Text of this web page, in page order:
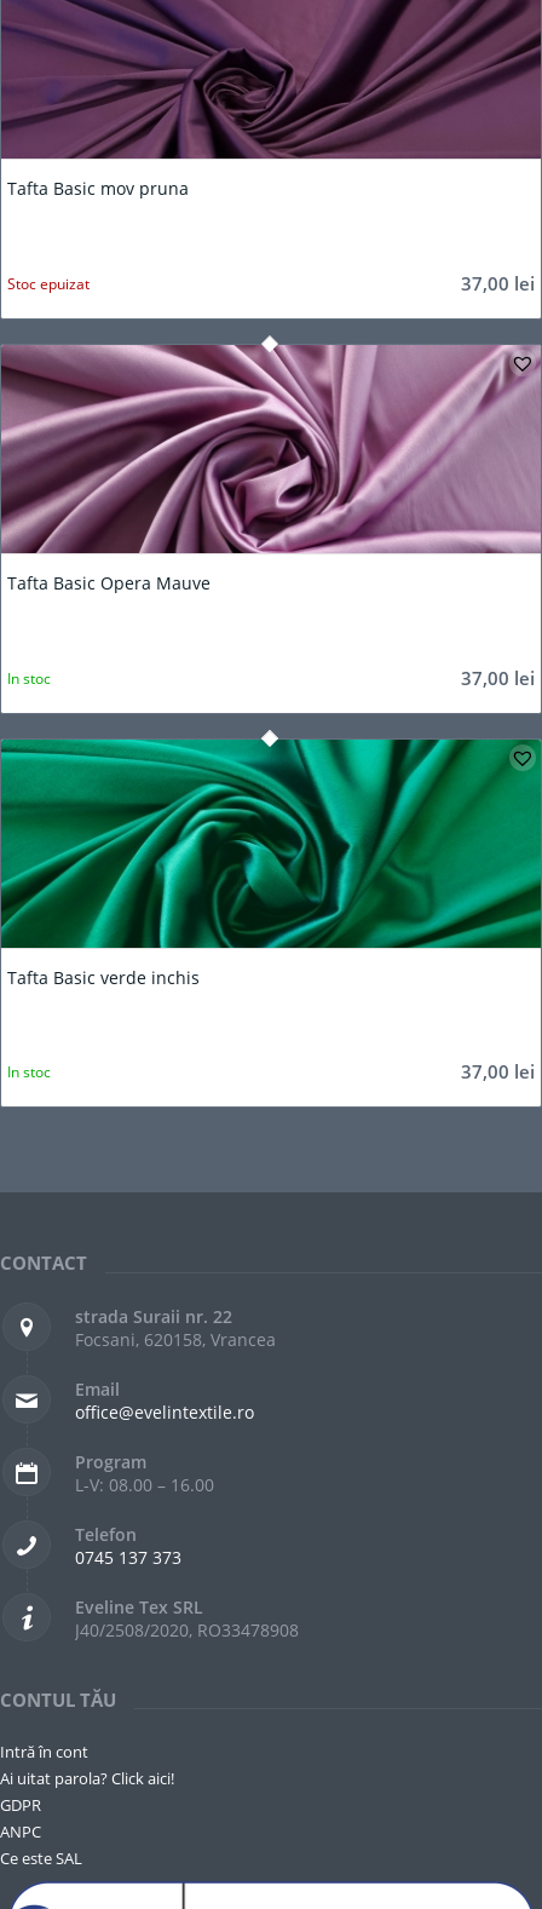
Tafta Basic mov pruna
37,00 lei
Stoc epuizat
Tafta Basic Opera Mauve
37,00 lei
In stoc
Tafta Basic verde inchis
37,00 lei
In stoc
CONTACT
strada Suraii nr. 22
Focsani, 620158, Vrancea
Email
office@evelintextile.ro
Program
L-V: 08.00 – 16.00
Telefon
0745 137 373
Eveline Tex SRL
J40/2508/2020, RO33478908
CONTUL TĂU
Intră în cont
Ai uitat parola? Click aici!
GDPR
ANPC
Ce este SAL